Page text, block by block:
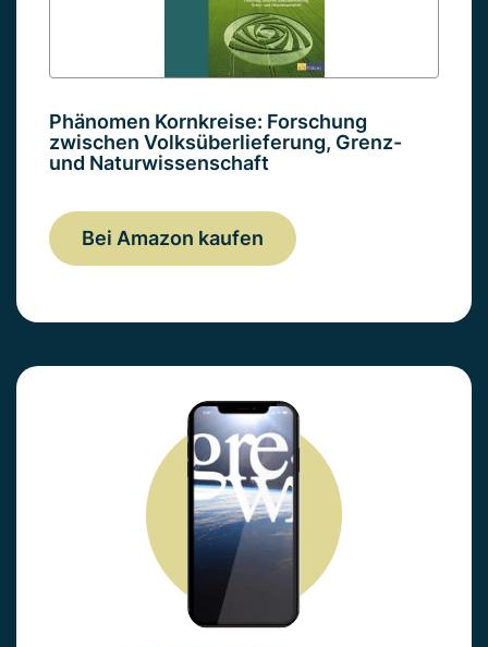
Phänomen Kornkreise: Forschung
zwischen Volksüberlieferung, Grenz-
und Naturwissenschaft
Bei Amazon kaufen